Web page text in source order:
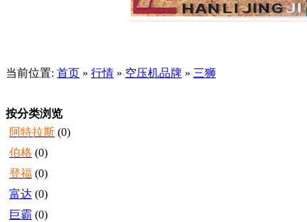
当前位置: 首页 » 行情 » 空压机品牌 » 三狮
按分类浏览
阿特拉斯 (0)
伯格 (0)
登福 (0)
富达 (0)
巨霸 (0)